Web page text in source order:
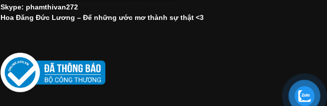
Skype: phamthivan272
Hoa Đăng Đức Lương – Để những ước mơ thành sự thật <3